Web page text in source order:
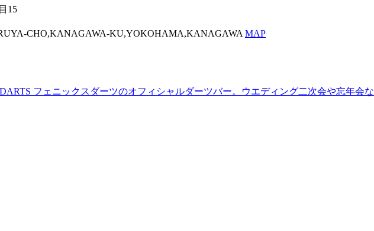
15
CHO,KANAGAWA-KU,YOKOHAMA,KANAGAWA MAP